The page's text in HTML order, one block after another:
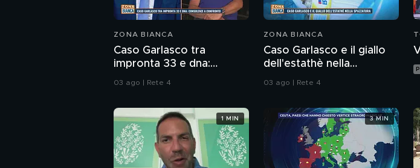
ZONA BIANCA
Caso Garlasco tra
impronta 33 e dna:
consulenze a confronto
03 ago | Rete 4
ZONA BIANCA
Caso Garlasco e il giallo
dell'estathè nella
spazzatura
03 ago | Rete 4
1 MIN 3 MIN